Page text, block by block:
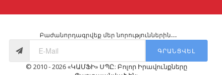
Բաժանորդագրվեք մեր նորություններին․․․
ԳՐԱՆՑՎԵԼ
© 2010 - 2026 «ԿԱՄՖԻ» ՍՊԸ: Բոլոր Իրավունքները